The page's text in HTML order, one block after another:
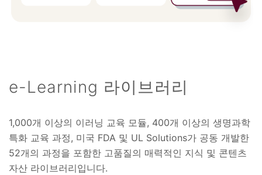
e-Learning 라이브러리
1,000개 이상의 이러닝 교육 모듈, 400개 이상의 생명과학
특화 교육 과정, 미국 FDA 및 UL Solutions가 공동 개발한
52개의 과정을 포함한 고품질의 매력적인 지식 및 콘텐츠
자산 라이브러리입니다.